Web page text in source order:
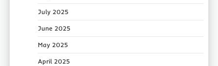
July 2025
June 2025
May 2025
April 2025